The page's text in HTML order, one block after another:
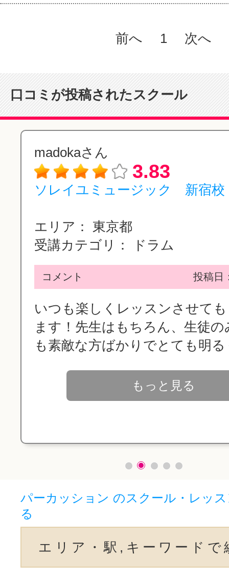
前へ 1 次へ
口コミが投稿されたスクール
madokaさん
3.83
ソレイユミュージック 新宿校
エリア：
東京都
受講カテゴリ：
ドラム
コメント 投稿日
いつも楽しくレッスンさせて
ます！先生はもちろん、生徒
も素敵な方ばかりでとても明る
もっと見る
パーカッション のスクール・レッ
る
エリア・駅,キーワードで